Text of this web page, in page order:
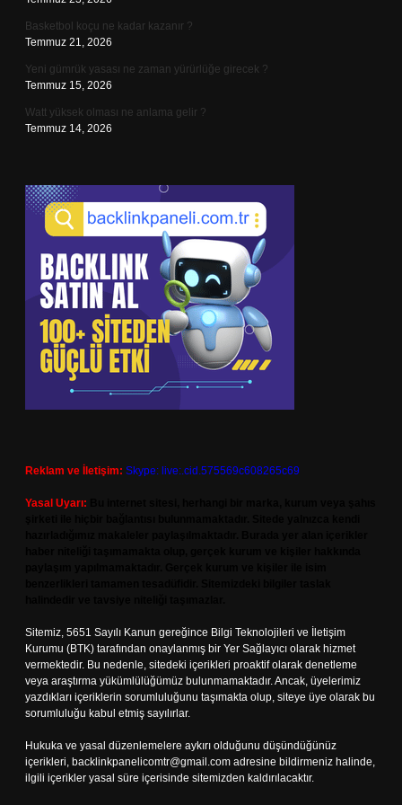
Basketbol koçu ne kadar kazanır ?
Temmuz 21, 2026
Yeni gümrük yasası ne zaman yürürlüğe girecek ?
Temmuz 15, 2026
Watt yüksek olması ne anlama gelir ?
Temmuz 14, 2026
Reklam ve İletişim: Skype: live:.cid.575569c608265c69
Yasal Uyarı:
Sitemiz, 5651 Sayılı Kanun gereğince Bilgi Teknolojileri ve İletişim
Kurumu (BTK) tarafından onaylanmış bir Yer Sağlayıcı olarak hizmet
vermektedir. Bu nedenle, sitedeki içerikleri proaktif olarak denetleme
veya araştırma yükümlülüğümüz bulunmamaktadır. Ancak, üyelerimiz
yazdıkları içeriklerin sorumluluğunu taşımakta olup, siteye üye olarak bu
sorumluluğu kabul etmiş sayılırlar.
Hukuka ve yasal düzenlemelere aykırı olduğunu düşündüğünüz
içerikleri, backlinkpanelicomtr@gmail.com adresine bildirmeniz halinde,
ilgili içerikler yasal süre içerisinde sitemizden kaldırılacaktır.